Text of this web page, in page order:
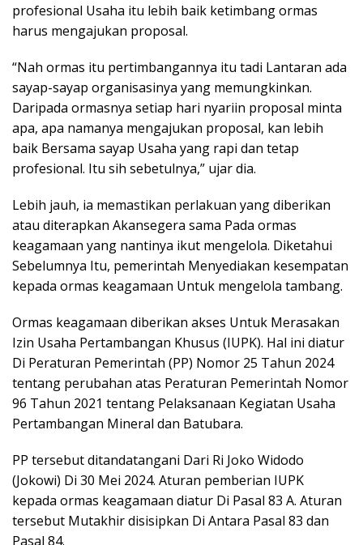
profesional Usaha itu lebih baik ketimbang ormas
harus mengajukan proposal.
“Nah ormas itu pertimbangannya itu tadi Lantaran ada
sayap-sayap organisasinya yang memungkinkan.
Daripada ormasnya setiap hari nyariin proposal minta
apa, apa namanya mengajukan proposal, kan lebih
baik Bersama sayap Usaha yang rapi dan tetap
profesional. Itu sih sebetulnya,” ujar dia.
Lebih jauh, ia memastikan perlakuan yang diberikan
atau diterapkan Akansegera sama Pada ormas
keagamaan yang nantinya ikut mengelola. Diketahui
Sebelumnya Itu, pemerintah Menyediakan kesempatan
kepada ormas keagamaan Untuk mengelola tambang.
Ormas keagamaan diberikan akses Untuk Merasakan
Izin Usaha Pertambangan Khusus (IUPK). Hal ini diatur
Di Peraturan Pemerintah (PP) Nomor 25 Tahun 2024
tentang perubahan atas Peraturan Pemerintah Nomor
96 Tahun 2021 tentang Pelaksanaan Kegiatan Usaha
Pertambangan Mineral dan Batubara.
PP tersebut ditandatangani Dari Ri Joko Widodo
(Jokowi) Di 30 Mei 2024. Aturan pemberian IUPK
kepada ormas keagamaan diatur Di Pasal 83 A. Aturan
tersebut Mutakhir disisipkan Di Antara Pasal 83 dan
Pasal 84.